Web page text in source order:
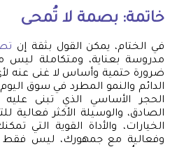
خاتمة: بصمة لا تُمحى
في الختام، يمكن القول بثقة إن
مدروسة بعناية، ومتكاملة ليس
ضرورة حتمية وأساس لا غنى عنه
الدائم والنمو المطرد في سوق
الحجر الأساسي الذي تبنى عليه
الصادق، والوسيلة الأكثر فعالية
الخيارات، والأداة القوية التي
وفعالية مع جمهورك، ليس فقط